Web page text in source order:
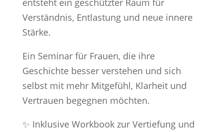
entsteht ein geschützter Raum für
Verständnis, Entlastung und neue innere
Stärke.
Ein Seminar für Frauen, die ihre
Geschichte besser verstehen und sich
selbst mit mehr Mitgefühl, Klarheit und
Vertrauen begegnen möchten.
✨ Inklusive Workbook zur Vertiefung und